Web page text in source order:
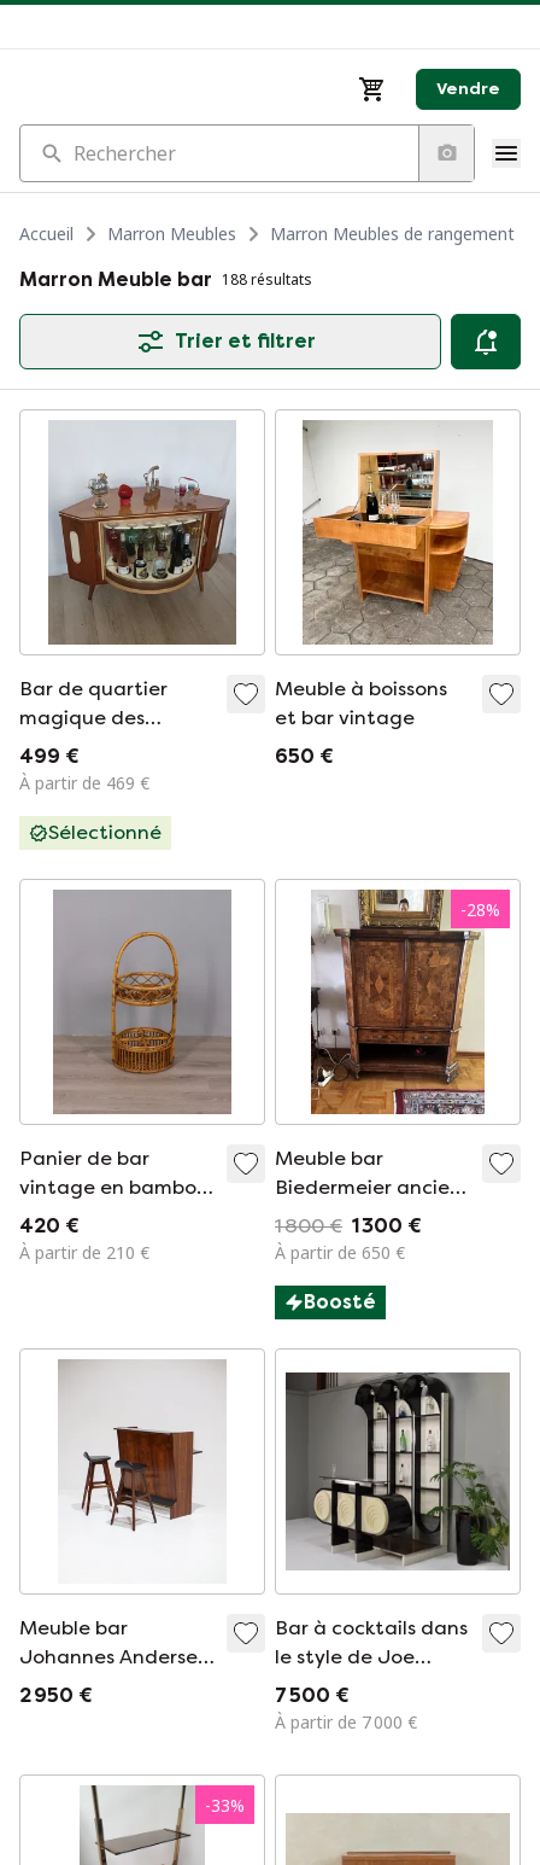
Vendre
Rechercher
Accueil Marron Meubles
Marron Meubles de rangement
Marron Meuble bar 188 résultats
Trier et filtrer
Bar de quartier
magique des
années cinquante
499 €
À partir de 469 €
Sélectionné
Meuble à boissons
et bar vintage
650 €
Panier de bar
vintage en bambou,
design italien,
années 1960
420 €
À partir de 210 €
-28%
Meuble bar
Biedermeier ancien
avec incrustations –
pièce unique !
1 800 € 1 300 €
À partir de 650 €
Boosté
Meuble bar
Johannes Andersen
en palissandre, style
2 950 €
Bar à cocktails dans
le style de Joe
Colombo - Italie,
années 1970
7 500 €
À partir de 7 000 €
-33%